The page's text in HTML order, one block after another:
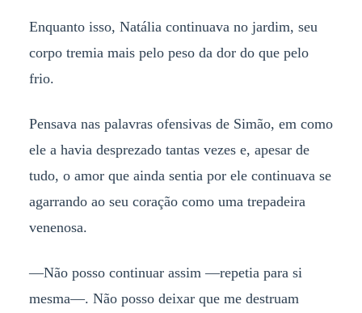
Enquanto isso, Natália continuava no jardim, seu
corpo tremia mais pelo peso da dor do que pelo
frio.
Pensava nas palavras ofensivas de Simão, em como
ele a havia desprezado tantas vezes e, apesar de
tudo, o amor que ainda sentia por ele continuava se
agarrando ao seu coração como uma trepadeira
venenosa.
—Não posso continuar assim —repetia para si
mesma—. Não posso deixar que me destruam